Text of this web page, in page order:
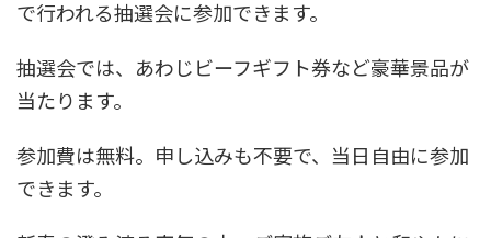
で行われる抽選会に参加できます。
抽選会では、あわじビーフギフト券など豪華景品が
当たります。
参加費は無料。申し込みも不要で、当日自由に参加
できます。